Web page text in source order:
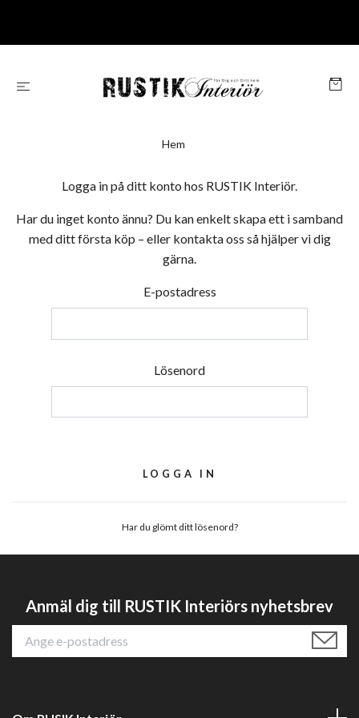
Hem
Logga in på ditt konto hos RUSTIK Interiör.
Har du inget konto ännu? Du kan enkelt skapa ett i samband
med ditt första köp – eller kontakta oss så hjälper vi dig
gärna.
E-postadress
Lösenord
Har du glömt ditt lösenord?
Anmäl dig till RUSTIK Interiörs nyhetsbrev